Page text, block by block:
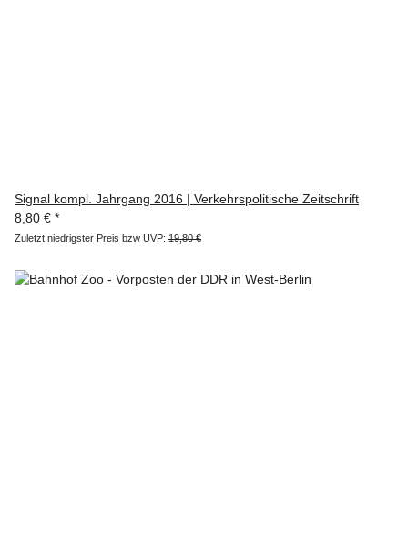
Signal kompl. Jahrgang 2016 | Verkehrspolitische Zeitschrift
8,80 € *
Zuletzt niedrigster Preis bzw UVP: 19,80 €